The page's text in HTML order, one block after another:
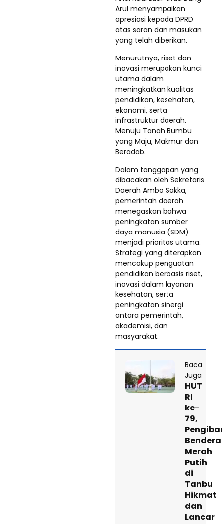
Arul menyampaikan
apresiasi kepada DPRD
atas saran dan masukan
yang telah diberikan.
Menurutnya, riset dan
inovasi merupakan kunci
utama dalam
meningkatkan kualitas
pendidikan, kesehatan,
ekonomi, serta
infrastruktur daerah.
Menuju Tanah Bumbu
yang Maju, Makmur dan
Beradab.
Dalam tanggapan yang
dibacakan oleh Sekretaris
Daerah Ambo Sakka,
pemerintah daerah
menegaskan bahwa
peningkatan sumber
daya manusia (SDM)
menjadi prioritas utama.
Strategi yang diterapkan
mencakup penguatan
pendidikan berbasis riset,
inovasi dalam layanan
kesehatan, serta
peningkatan sinergi
antara pemerintah,
akademisi, dan
masyarakat.
Baca
Juga
HUT
RI
ke-
79,
Bendera
Merah
Putih
di
Tanbu
Hikmat
dan
Lancar